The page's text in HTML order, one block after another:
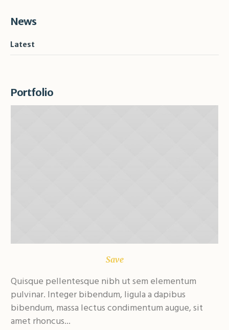
News
Latest
Portfolio
Save
Quisque pellentesque nibh ut sem elementum
pulvinar. Integer bibendum, ligula a dapibus
bibendum, massa lectus condimentum augue, sit
amet rhoncus...